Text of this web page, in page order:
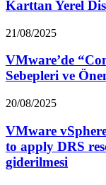
Karttan Yerel
21/08/2025
VMware’de
Sebepleri ve
20/08/2025
VMware
to apply DRS
giderilmesi